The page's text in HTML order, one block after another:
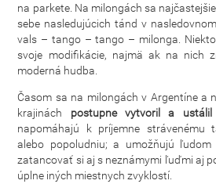
na parkete. Na milongách sa
sebe nasledujúcich tánd v
vals – tango – tango – milonga.
svoje modifikácie, najmä ak na nich
moderná hudba.
Časom sa na milongách v Argentíne a
krajinách postupne vytvoril a
napomáhajú k príjemne strávenému
alebo popoludniu; a umožňujú
zatancovať si aj s neznámymi ľuďmi aj
úplne iných miestnych zvyklostí.